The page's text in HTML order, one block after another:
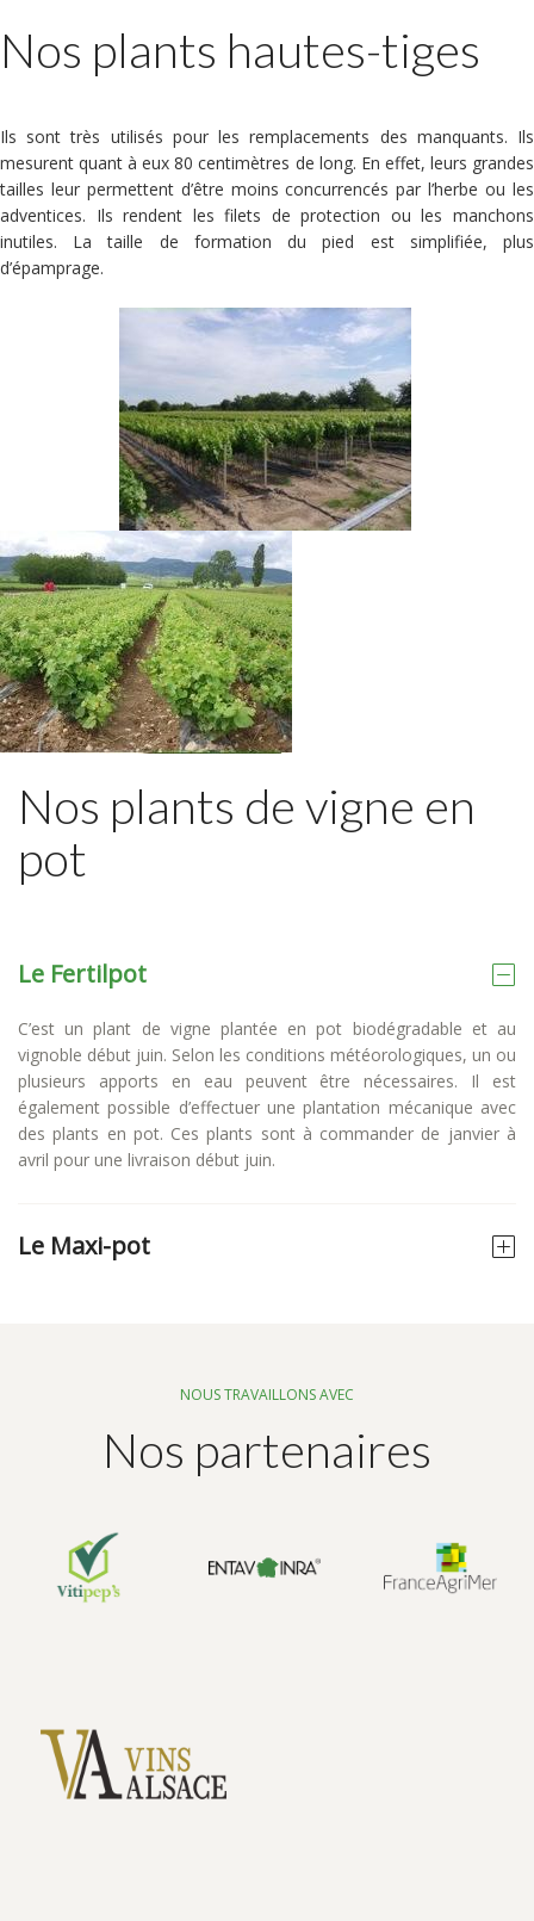
Nos plants hautes-tiges
Ils sont très utilisés pour les remplacements des manquants. Ils
mesurent quant à eux 80 centimètres de long. En effet, leurs grandes
tailles leur permettent d’être moins concurrencés par l’herbe ou les
adventices. Ils rendent les filets de protection ou les manchons
inutiles. La taille de formation du pied est simplifiée, plus
d’épamprage.
Nos plants de vigne en
pot
Le Fertilpot
C’est un plant de vigne plantée en pot biodégradable et au
vignoble début juin. Selon les conditions météorologiques, un ou
plusieurs apports en eau peuvent être nécessaires. Il est
également possible d’effectuer une plantation mécanique avec
des plants en pot. Ces plants sont à commander de janvier à
avril pour une livraison début juin.
Le Maxi-pot
NOUS TRAVAILLONS AVEC
Nos partenaires